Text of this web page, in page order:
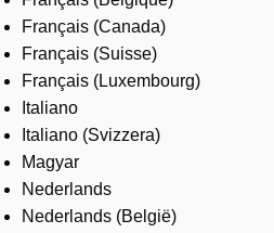
Français (Canada)
Français (Suisse)
Français (Luxembourg)
Italiano
Italiano (Svizzera)
Magyar
Nederlands
Nederlands (België)